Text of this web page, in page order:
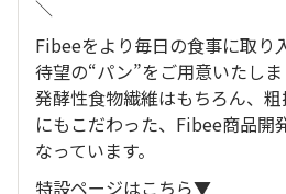
＼
Fibeeをより毎日の食事に取り
待望の“パン”をご用意いたしま
発酵性食物繊維はもちろん、
にもこだわった、Fibee商品開
なっています。
特設ページはこちら▼